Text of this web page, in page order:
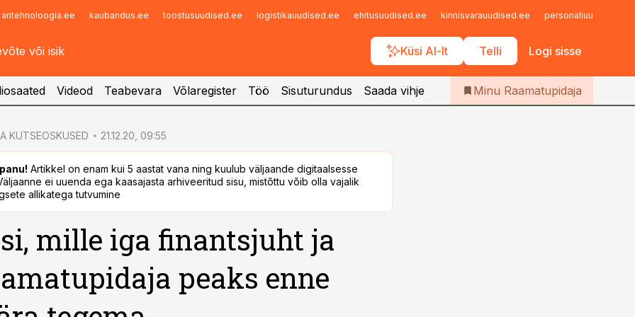
aritehnoloogia.ee kaubandus.ee toostusuudised.ee logistikauudised.ee ehitusuudised.ee kinnisvarauudised.ee personaliuudised.ee
Küsi AI-lt Telli Logi sisse
Infopank
Iseteenindus
Telli Raamatupidaja
Videod Teabevara Võlaregister Töö Sisuturundus Saada vihje Minu Raamatupidaja
KUTSEOSKUSED 21.12.20, 09:55
Artikkel on enam kui 5 aastat vana ning kuulub väljaande digitaalsesse
ei uuenda ega kaasajasta arhiveeritud sisu, mistõttu võib olla vajalik
allikatega tutvumine
mille iga finantsjuht ja
peaks enne